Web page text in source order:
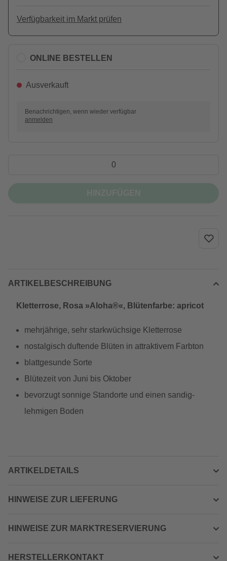
Verfügbarkeit im Markt prüfen
ONLINE BESTELLEN
Ausverkauft
Benachrichtigen, wenn wieder verfügbar
anmelden
ARTIKELBESCHREIBUNG
Kletterrose, Rosa »Aloha®«, Blütenfarbe: apricot
mehrjährige, sehr starkwüchsige Kletterrose
nostalgisch duftende Blüten in attraktivem Farbton
blattgesunde Sorte
Blütezeit von Juni bis Oktober
bevorzugt sonnige Standorte und einen sandig-
lehmigen Boden
ARTIKELDETAILS
HINWEISE ZUR LIEFERUNG
HINWEISE ZUR MARKTRESERVIERUNG
HERSTELLERKONTAKT